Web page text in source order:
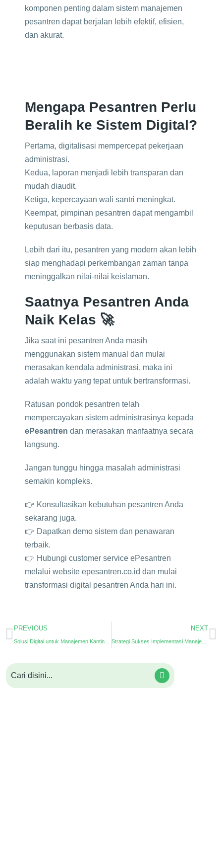
komponen penting dalam sistem manajemen
pesantren dapat berjalan lebih efektif, efisien,
dan akurat.
Mengapa Pesantren Perlu
Beralih ke Sistem Digital?
Pertama, digitalisasi mempercepat pekerjaan
administrasi.
Kedua, laporan menjadi lebih transparan dan
mudah diaudit.
Ketiga, kepercayaan wali santri meningkat.
Keempat, pimpinan pesantren dapat mengambil
keputusan berbasis data.
Lebih dari itu, pesantren yang modern akan lebih
siap menghadapi perkembangan zaman tanpa
meninggalkan nilai-nilai keislaman.
Saatnya Pesantren Anda
Naik Kelas 🚀
Jika saat ini pesantren Anda masih
menggunakan sistem manual dan mulai
merasakan kendala administrasi, maka ini
adalah waktu yang tepat untuk bertransformasi.
Ratusan pondok pesantren telah
mempercayakan sistem administrasinya kepada
ePesantren dan merasakan manfaatnya secara
langsung.
Jangan tunggu hingga masalah administrasi
semakin kompleks.
👉 Konsultasikan kebutuhan pesantren Anda
sekarang juga.
👉 Dapatkan demo sistem dan penawaran
terbaik.
👉 Hubungi customer service ePesantren
melalui website epesantren.co.id dan mulai
transformasi digital pesantren Anda hari ini.
PREVIOUS NEXT
Strategi Sukses Implementasi Manajemen Pesantren untuk Tata Kelola Modern